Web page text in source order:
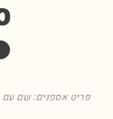
פריט אספנים: שם עם